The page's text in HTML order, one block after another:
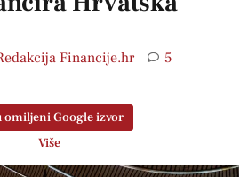
Financije.hr 5
omiljeni Google izvor
Više